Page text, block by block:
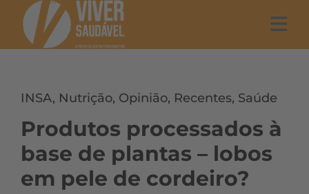
INSA, Nutrição, Opinião, Recentes, Saúde
Produtos processados à
base de plantas – lobos
em pele de cordeiro?